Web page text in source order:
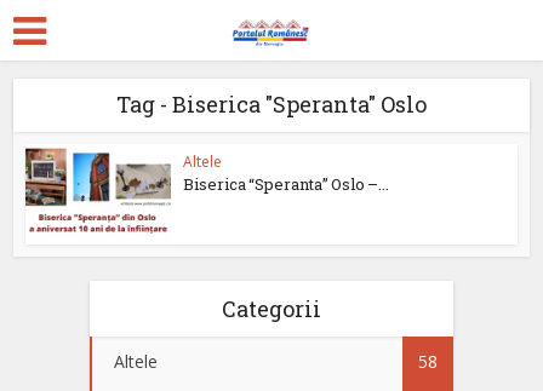
Tag - Biserica "Speranta" Oslo
Altele
Biserica “Speranta” Oslo –...
Categorii
Altele 58